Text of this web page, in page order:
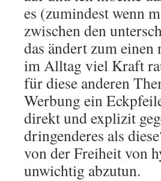
es (zumindest wenn
zwischen den
das ändert zum einen
im Alltag viel Kraft
für diese anderen
Werbung ein
direkt und explizit
dringenderes als
von der Freiheit von
unwichtig abzutun.